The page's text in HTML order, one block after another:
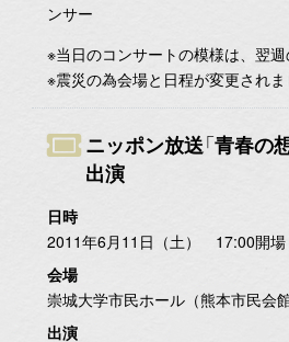
ンサー
※当日のコンサートの模様は、翌週
※震災の為会場と日程が変更されま
ニッポン放送「青春の
出演
日時
2011年6月11日（土） 17:00開場
会場
崇城大学市民ホール（熊本市民会館
出演